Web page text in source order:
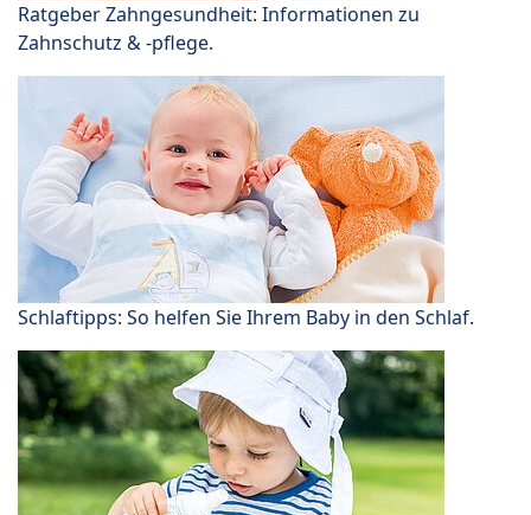
Ratgeber Zahngesundheit: Informationen zu
Zahnschutz & -pflege.
Schlaftipps: So helfen Sie Ihrem Baby in den Schlaf.